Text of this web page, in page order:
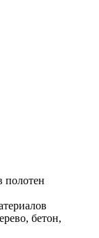
полотен
бетон,